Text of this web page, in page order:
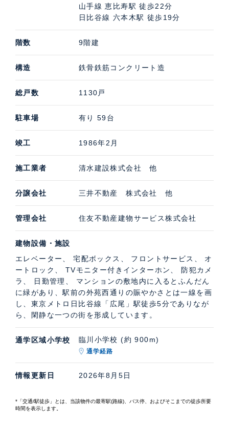
山手線 恵比寿駅 徒歩22分
日比谷線 六本木駅 徒歩19分
階数 9階建
構造 鉄骨鉄筋コンクリート造
総戸数 1130戸
駐車場 有り 59台
竣工 1986年2月
施工業者 清水建設株式会社 他
分譲会社 三井不動産 株式会社 他
管理会社 住友不動産建物サービス株式会社
建物設備・施設
エレベーター、 宅配ボックス、 フロントサービス、 オ
ートロック、 TVモニター付きインターホン、 防犯カメ
ラ、 日勤管理、 マンションの敷地内に入るとふんだん
に緑があり、駅前の外苑西通りの賑やかさとは一線を画
し、東京メトロ日比谷線「広尾」駅徒歩5分でありなが
ら、閑静な一つの街を形成しています。
通学区域小学校 臨川小学校 (約 900m)
通学経路
情報更新日 2026年8月5日
*「交通/駅徒歩」とは、当該物件の最寄駅(路線)、バス停、およびそこまでの徒歩所要
時間を表示します。